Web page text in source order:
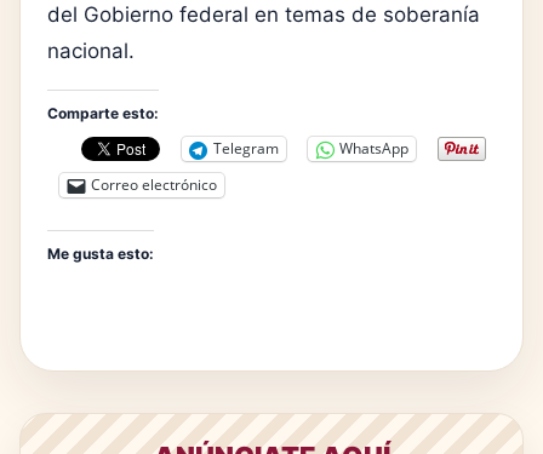
del Gobierno federal en temas de soberanía
nacional.
Comparte esto:
Telegram
WhatsApp
Correo electrónico
Me gusta esto: